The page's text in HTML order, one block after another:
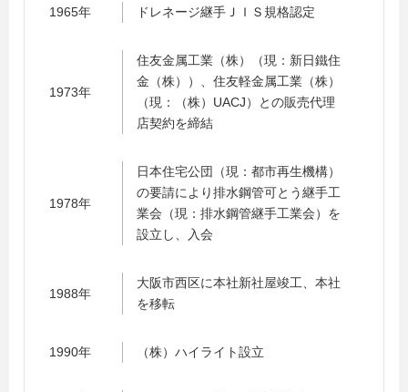
1965年 ドレネージ継手ＪＩＳ規格認定
1973年
住友金属工業（株）（現：新日鐵住
金（株））、住友軽金属工業（株）
（現：（株）UACJ）との販売代理
店契約を締結
1978年
日本住宅公団（現：都市再生機構）
の要請により排水鋼管可とう継手工
業会（現：排水鋼管継手工業会）を
設立し、入会
1988年
大阪市西区に本社新社屋竣工、本社
を移転
1990年 （株）ハイライト設立